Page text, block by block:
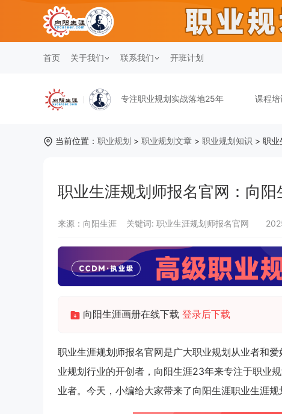
首页 关于我们 联系我们 开班计划
专注职业规划实战落地25年 课程培
当前位置： 职业规划 > 职业规划文章 > 职业规划知识 > 职业
职业生涯规划师报名官网：向阳
来源：向阳生涯 关键词: 职业生涯规划师报名官网
向阳生涯画册在线下载 登录后下载
职业生涯规划师报名官网是广大职业规划从业者和
业规划行业的开创者，向阳生涯23年来专注于职业
业者。今天，小编给大家带来了向阳生涯职业生涯